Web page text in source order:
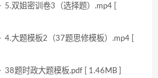
姐密训卷3（选择题）.mp4 [
模板2（37题思修模板）.mp4 [
时政大题模板.pdf [ 1.46MB ]